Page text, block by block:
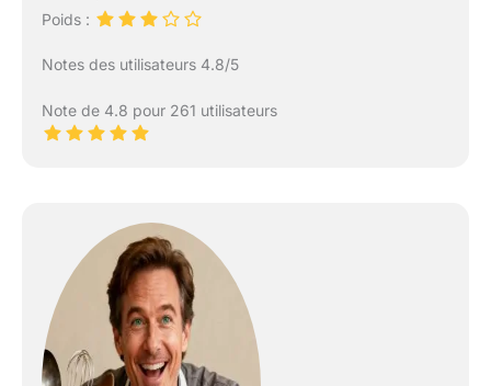
Poids :
Notes des utilisateurs 4.8/5
Note de 4.8 pour 261 utilisateurs